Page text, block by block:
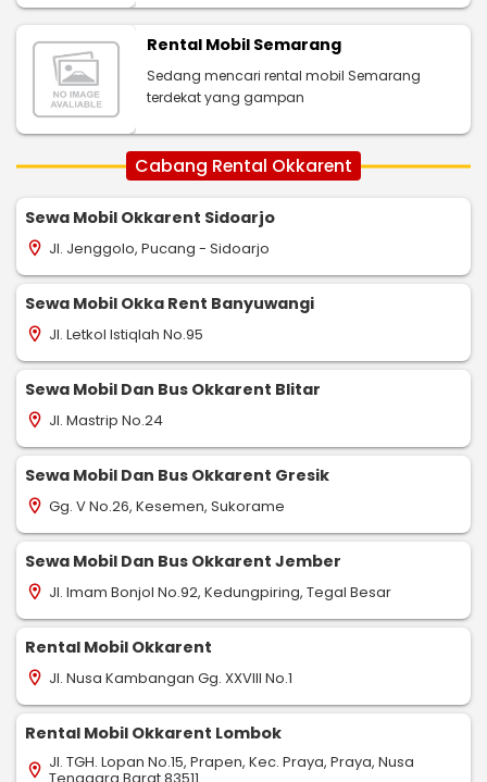
Rental Mobil Semarang
Sedang mencari rental mobil Semarang
terdekat yang gampan
Cabang Rental Okkarent
Sewa Mobil Okkarent Sidoarjo
location_on Jl. Jenggolo, Pucang - Sidoarjo
Sewa Mobil Okka Rent Banyuwangi
location_on Jl. Letkol Istiqlah No.95
Sewa Mobil Dan Bus Okkarent Blitar
location_on Jl. Mastrip No.24
Sewa Mobil Dan Bus Okkarent Gresik
location_on Gg. V No.26, Kesemen, Sukorame
Sewa Mobil Dan Bus Okkarent Jember
location_on Jl. Imam Bonjol No.92, Kedungpiring, Tegal Besar
Rental Mobil Okkarent
location_on Jl. Nusa Kambangan Gg. XXVIII No.1
Rental Mobil Okkarent Lombok
location_on Jl. TGH. Lopan No.15, Prapen, Kec. Praya, Praya, Nusa